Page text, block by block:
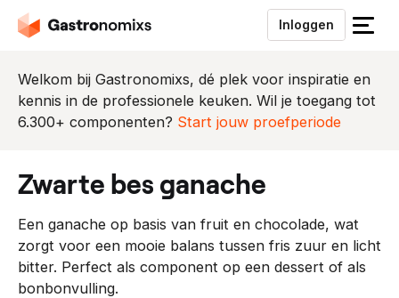
Inloggen
S
u
i
e
n
u
Welkom bij Gastronomixs, dé plek voor inspiratie en
kennis in de professionele keuken. Wil je toegang tot
6.300+ componenten? Start jouw proefperiode
zwarte bes ganache
Een ganache op basis van fruit en chocolade, wat
zorgt voor een mooie balans tussen fris zuur en licht
bitter. Perfect als component op een dessert of als
bonbonvulling.